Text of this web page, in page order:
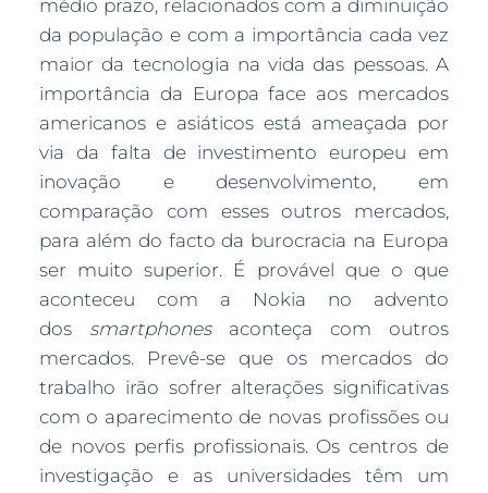
médio prazo, relacionados com a diminuição
da população e com a importância cada vez
maior da tecnologia na vida das pessoas. A
importância da Europa face aos mercados
americanos e asiáticos está ameaçada por
via da falta de investimento europeu em
inovação e desenvolvimento, em
comparação com esses outros mercados,
para além do facto da burocracia na Europa
ser muito superior. É provável que o que
aconteceu com a Nokia no advento
dos smartphonesaconteça com outros
mercados. Prevê-se que os mercados do
trabalho irão sofrer alterações significativas
com o aparecimento de novas profissões ou
de novos perfis profissionais. Os centros de
investigação e as universidades têm um